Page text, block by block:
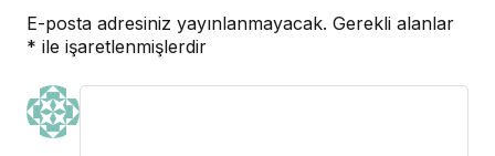
E-posta adresiniz yayınlanmayacak. Gerekli alanlar
* ile işaretlenmişlerdir